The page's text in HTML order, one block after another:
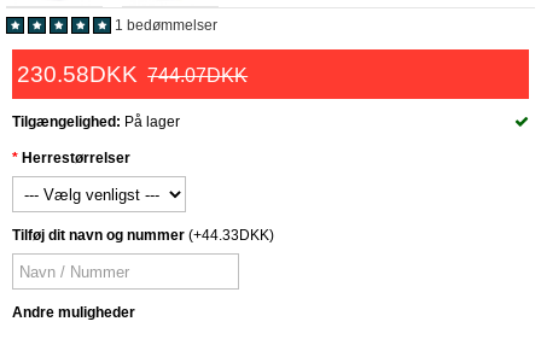
1 bedømmelser
230.58DKK 744.07DKK
Tilgængelighed: På lager
Herrestørrelser
Tilføj dit navn og nummer (+44.33DKK)
Andre muligheder